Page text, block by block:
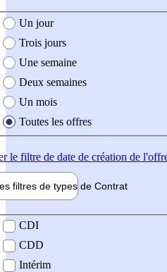
création de l'offre
Un jour
Trois jours
Une semaine
Deux semaines
Un mois
Toutes les offres
le filtre de date de création de
filtres de types de Contrat
contrat
CDI
CDD
Intérim